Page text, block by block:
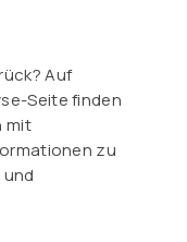
Auf
Seite finden
mit
zu